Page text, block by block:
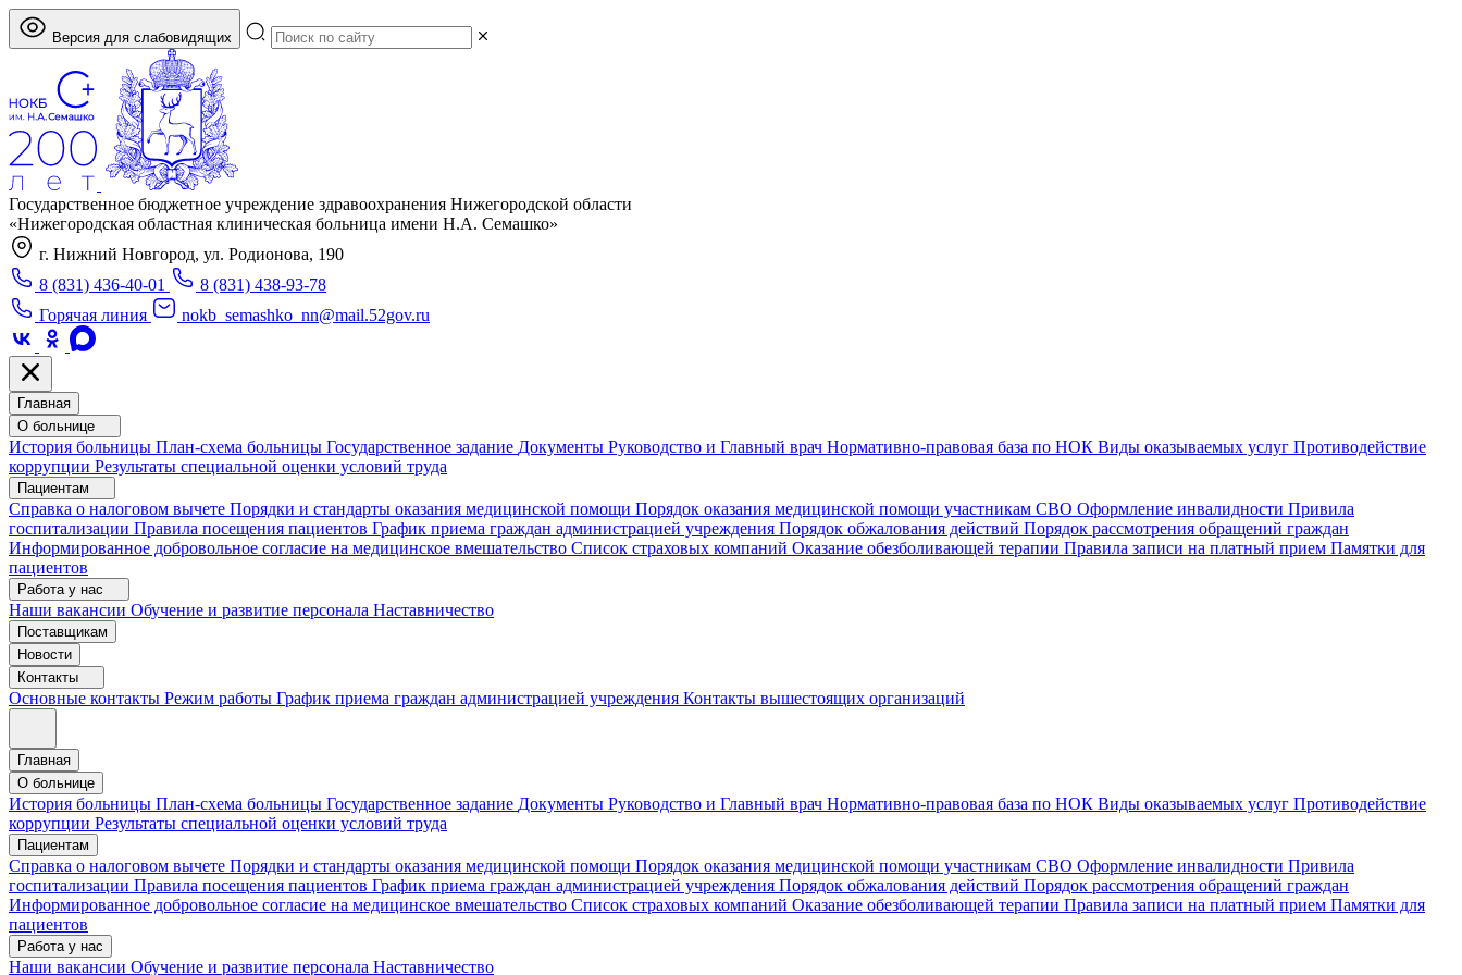
Версия для слабовидящих
Государственное бюджетное учреждение здравоохранения Нижегородской области
«Нижегородская областная клиническая больница имени Н.А. Семашко»
г. Нижний Новгород, ул. Родионова, 190
8 (831) 436-40-01
8 (831) 438-93-78
Горячая линия
nokb_semashko_nn@mail.52gov.ru
Главная
О больнице
История больницы План-схема больницы Государственное задание Документы Руководство и Главный врач Нормативно-правовая база по НОК Виды оказываемых услуг Противодействие
коррупции Результаты специальной оценки условий труда
Пациентам
Справка о налоговом вычете Порядки и стандарты оказания медицинской помощи Порядок оказания медицинской помощи участникам СВО Оформление инвалидности Привила
госпитализации Правила посещения пациентов График приема граждан администрацией учреждения Порядок обжалования действий Порядок рассмотрения обращений граждан
Информированное добровольное согласие на медицинское вмешательство Список страховых компаний Оказание обезболивающей терапии Правила записи на платный прием Памятки для
пациентов
Работа у нас
Наши вакансии Обучение и развитие персонала Наставничество
Поставщикам
Новости
Контакты
Основные контакты Режим работы График приема граждан администрацией учреждения Контакты вышестоящих организаций
Главная
О больнице
История больницы План-схема больницы Государственное задание Документы Руководство и Главный врач Нормативно-правовая база по НОК Виды оказываемых услуг Противодействие
коррупции Результаты специальной оценки условий труда
Пациентам
Справка о налоговом вычете Порядки и стандарты оказания медицинской помощи Порядок оказания медицинской помощи участникам СВО Оформление инвалидности Привила
госпитализации Правила посещения пациентов График приема граждан администрацией учреждения Порядок обжалования действий Порядок рассмотрения обращений граждан
Информированное добровольное согласие на медицинское вмешательство Список страховых компаний Оказание обезболивающей терапии Правила записи на платный прием Памятки для
пациентов
Работа у нас
Наши вакансии Обучение и развитие персонала Наставничество